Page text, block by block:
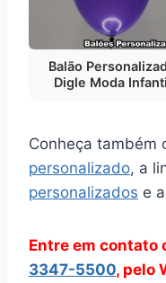
Balão
Digle Moda
Conheça também
personalizado, a
personalizados e
Entre em contato
3347-5500, pelo